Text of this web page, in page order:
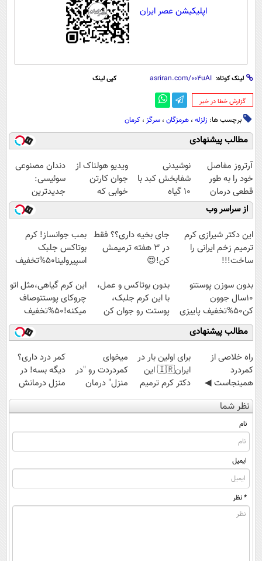
اپلیکیشن عصر ایران
لینک کوتاه: کپی لینک
‌گزارش خطا در خبر
برچسب ها: زلزله ، هرمزگان ، سرگز ، کرمان
مطالب پیشنهادی
آرتروز مفاصل
خود را به طور
قطعی درمان
کنید!
◗پرسش‌نامه◖
نوشیدنی
شفابخش کبد با
10 گیاه
موثر(تخفیف تا
امشب)
ویدیو هولناک از
جوان کارتن
خوابی که
میلیاردر شد.
آموزش رایگان
دندان مصنوعی
سوئیسی:
جدیدترین
فناوری اروپا،
سبک و مقاوم |
پرداخت قسطی
از سراسر وب
این دکتر شیرازی کرم
ترمیم زخم ایرانی را
ساخت!!!
جای بخیه داری؟؟ فقط
در 3 هفته ترمیمش
کن!😍
بمب جوانساز! کرم
بوتاکس جلبک
اسپیرولینا50%تخفیف
بدون سوزن پوستتو
10سال جوون
کن50%تخفیف پاییزی
بدون بوتاکس و عمل،
با این کرم جلبک،
پوستت رو جوان کن
این کرم گیاهی،مثل اتو
چروکای پوستتوصاف
میکنه!50%تخفیف
مطالب پیشنهادی
‌راه خلاصی از
کمردرد
همینجاست ◀
فقط کافیه فرم
رو پر کنی!
برای اولین بار در
ایران🇮🇷 این
دکتر کرم ترمیم
کننده 23 روزه
ساخت!
میخوای
کمردردت رو "در
منزل" درمان
کنی؟ (◂فیلم +
◂پرسش‌نامه)
کمر درد داری؟
دیگه بسه! در
منزل درمانش
کن
(◀پرسش‌نامه)
نظر شما
نام
ایمیل
* نظر